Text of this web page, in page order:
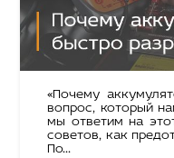
«Почему
вопрос, который
мы ответим на
советов, как
По...